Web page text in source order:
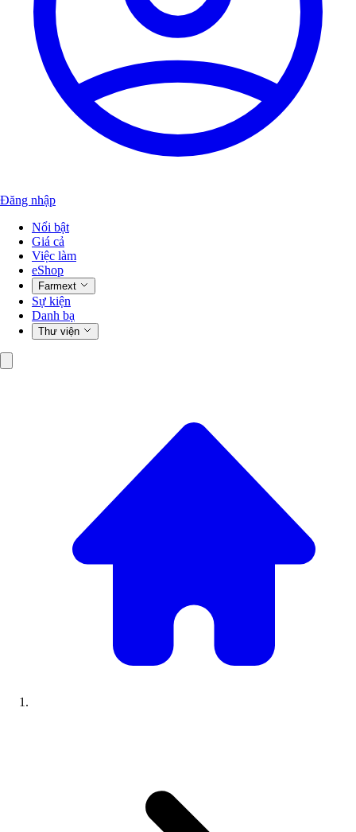
Đăng nhập
Nổi bật
Giá cả
Việc làm
eShop
Farmext
Sự kiện
Danh bạ
Thư viện